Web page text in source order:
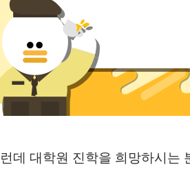
데 대학원 진학을 희망하시는